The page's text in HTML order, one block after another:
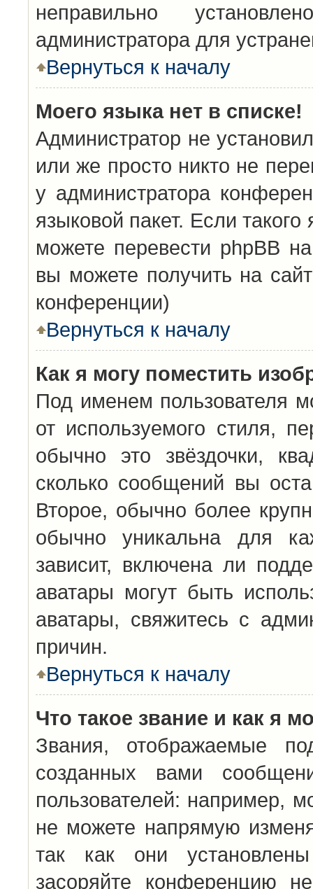
неправильно
администратора для
Вернуться к началу
Моего языка нет в списке!
Администратор не
или же просто никто не
у администратора
языковой пакет. Если
можете перевести phpBB
вы можете получить на
конференции)
Вернуться к началу
Как я могу поместить
Под именем пользователя
от используемого стиля,
обычно это звёздочки,
сколько сообщений вы
Второе, обычно более
обычно уникальна для
зависит, включена ли
аватары могут быть
аватары, свяжитесь с
причин.
Вернуться к началу
Что такое звание и как я
Звания, отображаемые
созданных вами
пользователей: например,
не можете напрямую
так как они
засоряйте конференцию